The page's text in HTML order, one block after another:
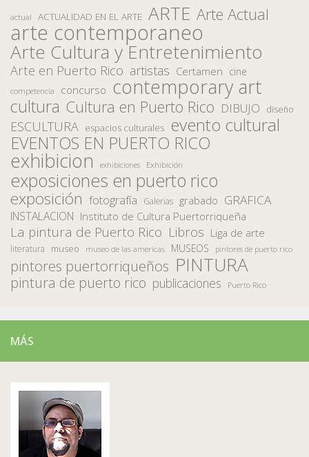
actual ACTUALIDAD EN EL ARTE ARTE Arte Actual
arte contemporaneo
Arte Cultura y Entretenimiento
Arte en Puerto Rico artistas Certamen cine
competencia concurso contemporary art
cultura Cultura en Puerto Rico DIBUJO diseño
ESCULTURA espacios culturales evento cultural
EVENTOS EN PUERTO RICO
exhibicion exhibiciones Exhibición
exposiciones en puerto rico
exposición fotografía Galerias grabado GRAFICA
INSTALACION Instituto de Cultura Puertorriqueña
La pintura de Puerto Rico Libros Liga de arte
literatura museo museo de las americas MUSEOS pintores de puerto rico
pintores puertorriqueños PINTURA
pintura de puerto rico publicaciones Puerto Rico
MÁS